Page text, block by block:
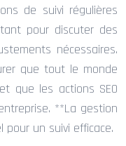
de suivi régulières
pour discuter des
nécessaires.
que tout le monde
que les actions SEO
**La gestion
un suivi efficace.